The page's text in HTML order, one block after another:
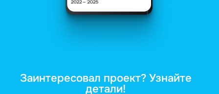
Заинтересовал проект? Узнайте
детали!